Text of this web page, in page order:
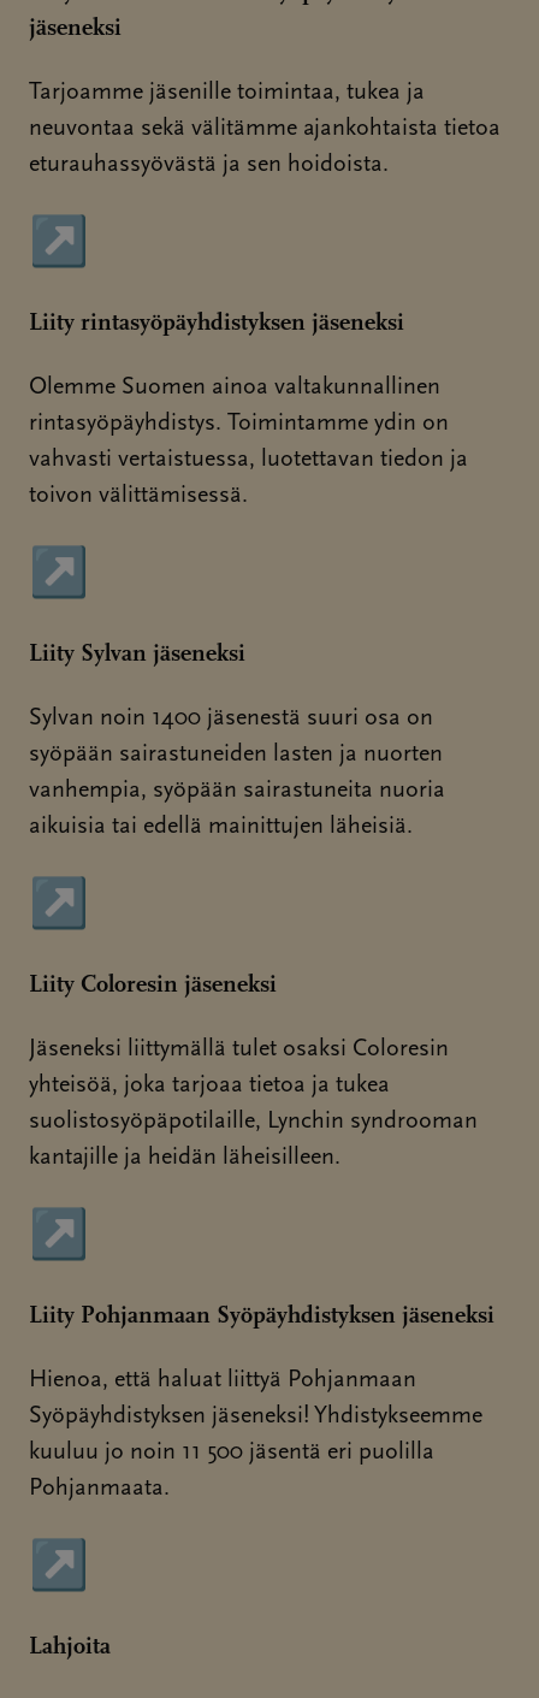
jäseneksi
Tarjoamme jäsenille toimintaa, tukea ja
neuvontaa sekä välitämme ajankohtaista tietoa
eturauhassyövästä ja sen hoidoista.
Sivu avautuu uudessa ikkunassa
↗
Liity rintasyöpäyhdistyksen jäseneksi
Olemme Suomen ainoa valtakunnallinen
rintasyöpäyhdistys. Toimintamme ydin on
vahvasti vertaistuessa, luotettavan tiedon ja
toivon välittämisessä.
Sivu avautuu uudessa ikkunassa
↗
Liity Sylvan jäseneksi
Sylvan noin 1400 jäsenestä suuri osa on
syöpään sairastuneiden lasten ja nuorten
vanhempia, syöpään sairastuneita nuoria
aikuisia tai edellä mainittujen läheisiä.
Sivu avautuu uudessa ikkunassa
↗
Liity Coloresin jäseneksi
Jäseneksi liittymällä tulet osaksi Coloresin
yhteisöä, joka tarjoaa tietoa ja tukea
suolistosyöpäpotilaille, Lynchin syndrooman
kantajille ja heidän läheisilleen.
Sivu avautuu uudessa ikkunassa
↗
Liity Pohjanmaan Syöpäyhdistyksen jäseneksi
Hienoa, että haluat liittyä Pohjanmaan
Syöpäyhdistyksen jäseneksi! Yhdistykseemme
kuuluu jo noin 11 500 jäsentä eri puolilla
Pohjanmaata.
Sivu avautuu uudessa ikkunassa
↗
Lahjoita